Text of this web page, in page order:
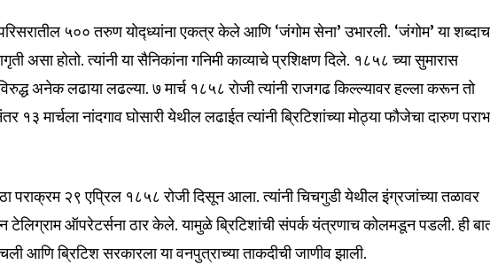
of
and be part
enter your email address on our website or click
Your information is safe with us.
५०० तरुण योद्ध्यांना एकत्र केले आणि ‘जंगोम सेना’ उभारली. ‘जंगोम’ या
असा होतो. त्यांनी या सैनिकांना गनिमी काव्याचे प्रशिक्षण दिले. १८५८ च्या सुमारास
अनेक लढाया लढल्या. ७ मार्च १८५८ रोजी त्यांनी राजगढ किल्ल्यावर हल्ला करून तो
१३ मार्चला नांदगाव घोसारी येथील लढाईत त्यांनी ब्रिटिशांच्या मोठ्या फौजेचा दारुण
पराक्रम २९ एप्रिल १८५८ रोजी दिसून आला. त्यांनी चिचगुडी येथील इंग्रजांच्या तळावर
टेलिग्राम ऑपरेटर्सना ठार केले. यामुळे ब्रिटिशांची संपर्क यंत्रणाच कोलमडून पडली. ही
आणि ब्रिटिश सरकारला या वनपुत्राच्या ताकदीची जाणीव झाली.